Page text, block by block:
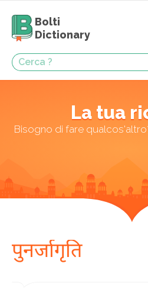
Bolti
Dictionary
La tua
Bisogno di fare
पुनर्जागृति